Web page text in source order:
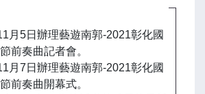
月5日辦理藝遊南郭-2021彰化國
前奏曲記者會。
月7日辦理藝遊南郭-2021彰化國
前奏曲開幕式。